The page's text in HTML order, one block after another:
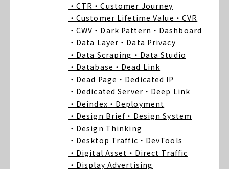
・CTR ・Customer Journey
・Customer Lifetime Value ・CVR
・CWV ・Dark Pattern ・Dashboard
・Data Layer ・Data Privacy
・Data Scraping ・Data Studio
・Database ・Dead Link
・Dead Page ・Dedicated IP
・Dedicated Server ・Deep Link
・Deindex ・Deployment
・Design Brief ・Design System
・Design Thinking
・Desktop Traffic ・DevTools
・Digital Asset ・Direct Traffic
・Display Advertising